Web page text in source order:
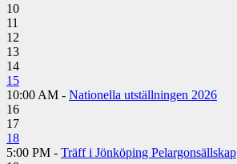
10
11
12
13
14
15
10:00 AM - Nationella utställningen 2026
16
17
18
5:00 PM - Träff i Jönköping Pelargonsällskap